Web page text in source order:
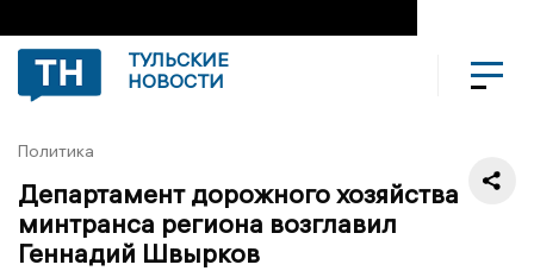
ТУЛЬСКИЕ
НОВОСТИ
Политика
Департамент дорожного хозяйства
минтранса региона возглавил
Геннадий Швырков